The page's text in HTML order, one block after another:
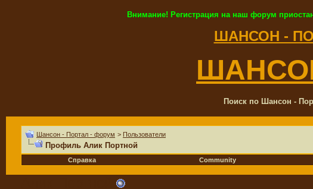
Внимание! Регистрация на наш форум
ШАНСОН -
Поиск по Шансон -
Шансон - Портал - форум > Пользователи
Профиль Алик Портной
Справка
Community